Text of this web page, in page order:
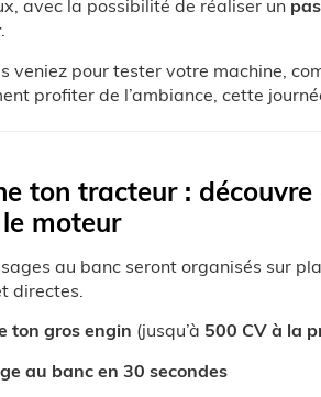
avec la possibilité de réaliser un
.
veniez pour tester votre machine,
profiter de l’ambiance, cette
ton tracteur : découvre
moteur
au banc seront organisés sur
directes.
ton gros engin (jusqu’à 500 CV à la
au banc en 30 secondes